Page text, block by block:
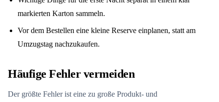
markierten Karton sammeln.
Vor dem Bestellen eine kleine Reserve einplanen, statt am
Umzugstag nachzukaufen.
Häufige Fehler vermeiden
Der größte Fehler ist eine zu große Produkt- und